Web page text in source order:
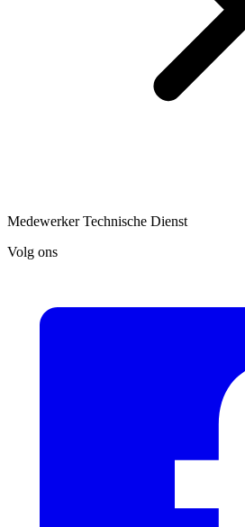
Medewerker Technische Dienst
Volg ons